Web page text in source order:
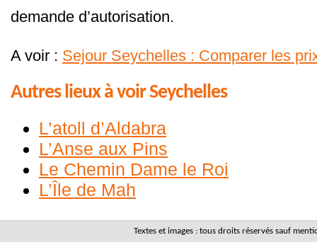
demande d’autorisation.
A voir : Sejour Seychelles : Comparer les
Autres lieux à voir Seychelles
L’atoll d’Aldabra
L’Anse aux Pins
Le Chemin Dame le Roi
L’Île de Mah
Textes et images : tous droits réservés sauf